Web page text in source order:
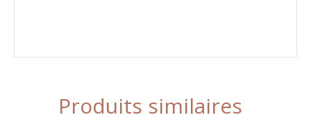
Produits similaires